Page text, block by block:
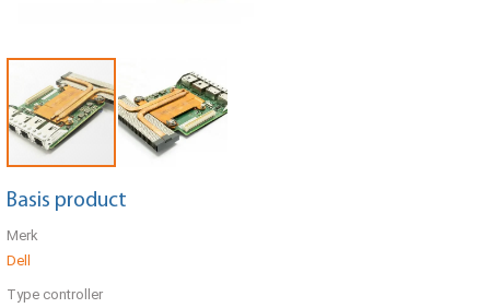
Basis product
Merk
Dell
Type controller